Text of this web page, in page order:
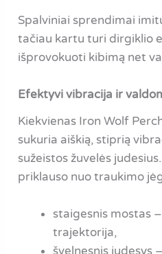
Spalviniai sprendimai
tačiau kartu turi dirgiklio
išprovokuoti kibimą net
Efektyvi vibracija ir
Kiekvienas Iron Wolf
sukuria aiškią, stiprią
sužeistos žuvelės
priklauso nuo traukimo
staigesnis mostas
trajektorija,
švelnesnis judesys